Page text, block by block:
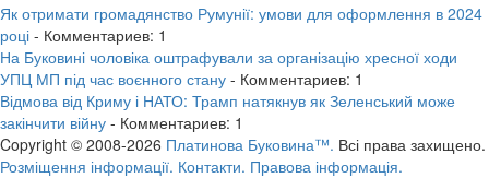
Як отримати громадянство Румунії: умови для оформлення в 2024
році - Комментариев: 1
На Буковині чоловіка оштрафували за організацію хресної ходи
УПЦ МП під час воєнного стану - Комментариев: 1
Відмова від Криму і НАТО: Трамп натякнув як Зеленський може
закінчити війну - Комментариев: 1
Copyright © 2008-2026 Платинова Буковина™. Всі права захищено.
Розміщення інформації. Контакти. Правова інформація.